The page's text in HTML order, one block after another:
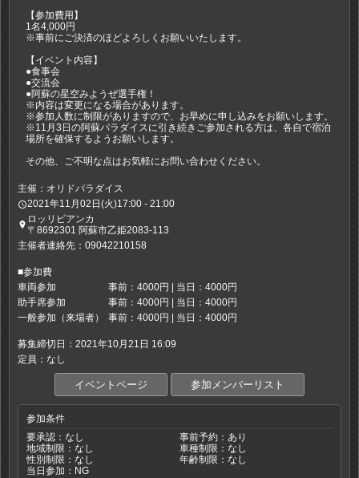
【参加費用】
1名4,000円
※事前にご決済のほどよろしくお願いいたします。
【イベント内容】
●食事会
●交流会
●阿蘇の星空みようぜ選手権！
※内容は変更になる場合があります。
※参加人数に制限がありますので、お早めに申し込みをお願いします。
※11月3日の阿蘇パラダイスに引き続きご参加される方は、各自で宿泊
場所を確保するようお願いします。
その他、ご不明な点はお気軽にお問い合わせください。
主催：オリドパラダイス
access_time2021年11月02日(火)17:00 - 21:00
place ロッリビアンカ
〒8692301 阿蘇市乙姫2083-113
主催者連絡先：09042210158
■参加費
車両参加
事前：4000円 | 当日：4000円
助手席参加
事前：4000円 | 当日：4000円
一般参加（来場者）
事前：4000円 | 当日：4000円
募集締切日：2021年10月21日 16:09
定員：なし
イベントページ 参加メンバーリスト
参加条件
要承認：なし
事前予約：あり
地域制限：なし
車種制限：なし
性別制限：なし
年齢制限：なし
当日参加：NG